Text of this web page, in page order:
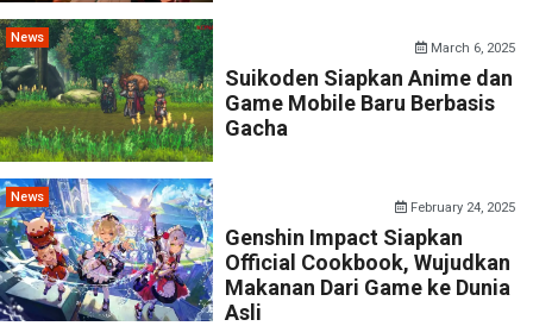
News
March 6, 2025
Suikoden Siapkan Anime dan
Game Mobile Baru Berbasis
Gacha
News
February 24, 2025
Genshin Impact Siapkan
Official Cookbook, Wujudkan
Makanan Dari Game ke Dunia
Asli